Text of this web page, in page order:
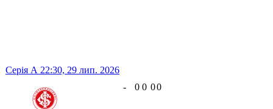
Серія А 22:30, 29 лип. 2026
- 0 0 00